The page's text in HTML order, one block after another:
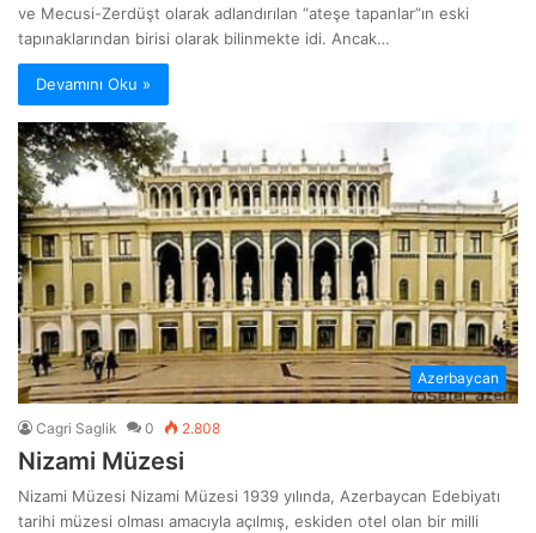
ve Mecusi-Zerdüşt olarak adlandırılan “ateşe tapanlar”ın eski
tapınaklarından birisi olarak bilinmekte idi. Ancak…
Devamını Oku »
Azerbaycan
Cagri Saglik 0 2.808
Nizami Müzesi
Nizami Müzesi Nizami Müzesi 1939 yılında, Azerbaycan Edebiyatı
tarihi müzesi olması amacıyla açılmış, eskiden otel olan bir milli